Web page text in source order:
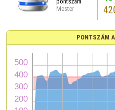
Mester
PONTSZÁM